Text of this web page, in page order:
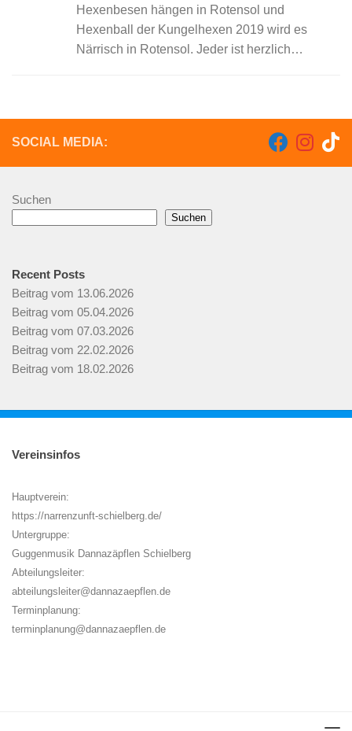
Hexenbesen hängen in Rotensol und
Hexenball der Kungelhexen 2019 wird es
Närrisch in Rotensol. Jeder ist herzlich
SOCIAL MEDIA:
Suchen
Suchen
Recent Posts
Beitrag vom 13.06.2026
Beitrag vom 05.04.2026
Beitrag vom 07.03.2026
Beitrag vom 22.02.2026
Beitrag vom 18.02.2026
Vereinsinfos
Hauptverein:
https://narrenzunft-schielberg.de/
Untergruppe:
Guggenmusik Dannazäpflen Schielberg
Abteilungsleiter:
abteilungsleiter@dannazaepflen.de
Terminplanung:
terminplanung@dannazaepflen.de